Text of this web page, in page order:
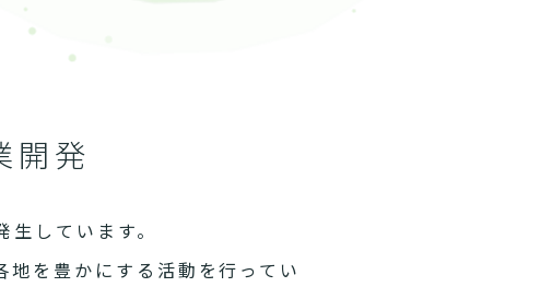
開発
しています。
を豊かにする活動を行ってい